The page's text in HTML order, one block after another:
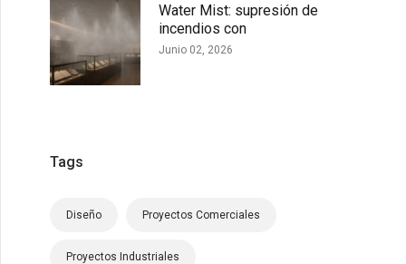
Water Mist: supresión de
incendios con
Junio 02, 2026
Tags
Diseño Proyectos Comerciales
Proyectos Industriales